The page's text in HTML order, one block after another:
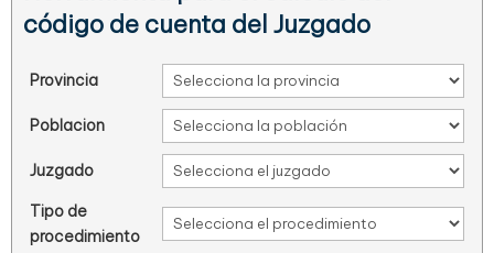
código de cuenta del Juzgado
Provincia
Poblacion
Juzgado
Tipo de
procedimiento